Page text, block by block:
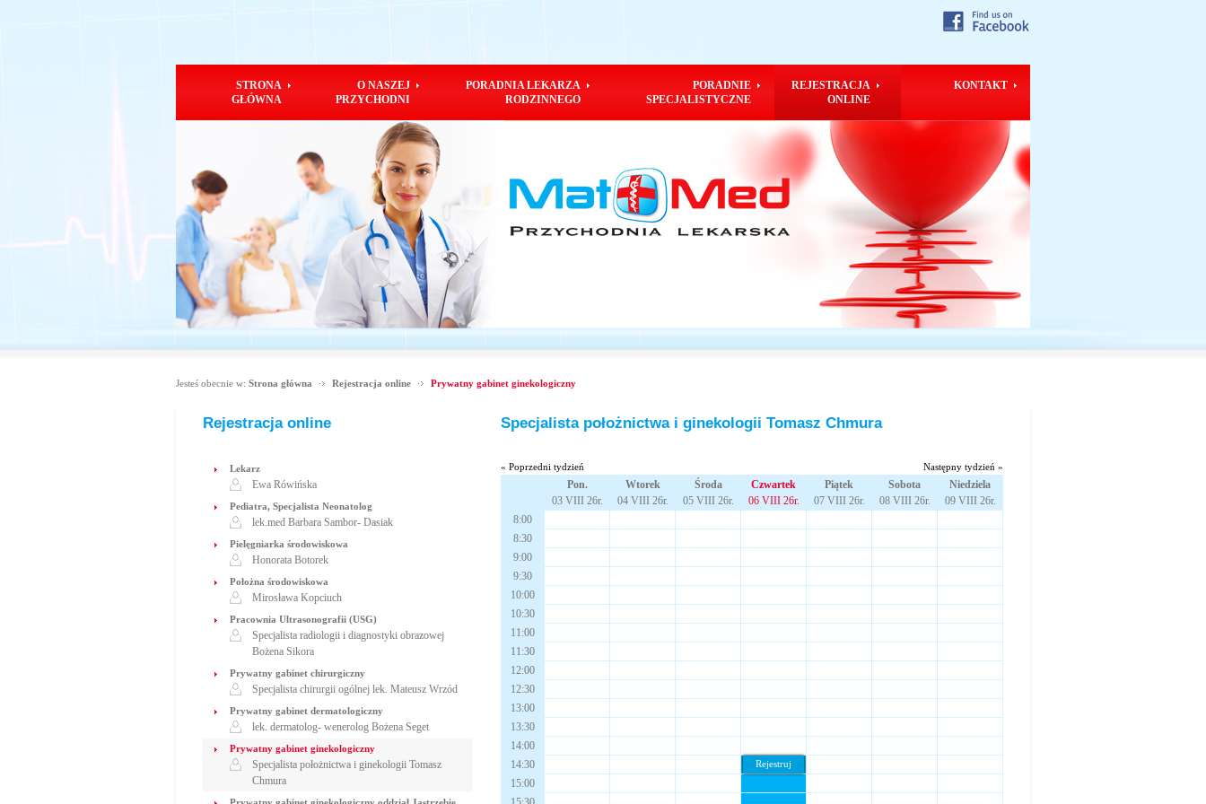
STRONA
GŁÓWNA
O NASZEJ
PRZYCHODNI
PORADNIA LEKARZA
RODZINNEGO
PORADNIE
SPECJALISTYCZNE
REJESTRACJA
ONLINE
KONTAKT
Jesteś obecnie w: Strona główna Rejestracja online Prywatny gabinet ginekologiczny
Rejestracja online
Lekarz
Ewa Rówińska
Pediatra, Specjalista Neonatolog
lek.med Barbara Sambor- Dasiak
Pielęgniarka środowiskowa
Honorata Botorek
Położna środowiskowa
Mirosława Kopciuch
Pracownia Ultrasonografii (USG)
Specjalista radiologii i diagnostyki obrazowej
Bożena Sikora
Prywatny gabinet chirurgiczny
Specjalista chirurgii ogólnej lek. Mateusz Wrzód
Prywatny gabinet dermatologiczny
lek. dermatolog- wenerolog Bożena Seget
Prywatny gabinet ginekologiczny
Specjalista położnictwa i ginekologii Tomasz
Chmura
Specjalista położnictwa i ginekologii Tomasz Chmura
« Poprzedni tydzień Następny tydzień »
Pon.
03 VIII 26r.
Wtorek
04 VIII 26r.
Środa
05 VIII 26r.
Czwartek
06 VIII 26r.
Piątek
07 VIII 26r.
Sobota
08 VIII 26r.
Niedziela
09 VIII 26r.
8:00
8:30
9:00
9:30
10:00
10:30
11:00
11:30
12:00
12:30
13:00
13:30
14:00
14:30
15:00
Rejestruj